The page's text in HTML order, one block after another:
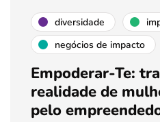
diversidade
negócios de impacto
Empoderar-Te:
realidade de
pelo